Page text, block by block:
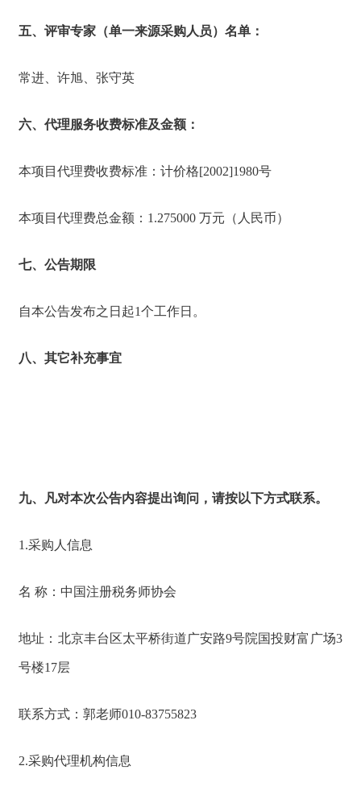
五、评审专家（单一来源采购人员）名单：
常进、许旭、张守英
六、代理服务收费标准及金额：
本项目代理费收费标准：计价格[2002]1980号
本项目代理费总金额：1.275000 万元（人民币）
七、公告期限
自本公告发布之日起1个工作日。
八、其它补充事宜
九、凡对本次公告内容提出询问，请按以下方式联系。
1.采购人信息
名 称：中国注册税务师协会
地址：北京丰台区太平桥街道广安路9号院国投财富广场3
号楼17层
联系方式：郭老师010-83755823
2.采购代理机构信息